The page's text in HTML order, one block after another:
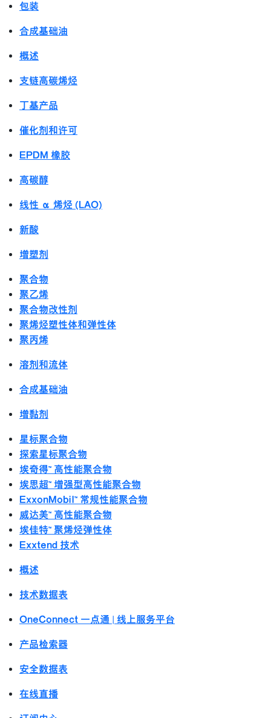
包装
合成基础油
概述
支链高碳烯烃
丁基产品
催化剂和许可
EPDM 橡胶
高碳醇
线性 α 烯烃 (LAO)
新酸
增塑剂
聚合物
聚乙烯
聚合物改性剂
聚烯烃塑性体和弹性体
聚丙烯
溶剂和流体
合成基础油
增黏剂
星标聚合物
探索星标聚合物
埃奇得™ 高性能聚合物
埃思超™ 增强型高性能聚合物
ExxonMobil™ 常规性能聚合物
威达美™ 高性能聚合物
埃佳特™ 聚烯烃弹性体
Exxtend 技术
概述
技术数据表
OneConnect 一点通 | 线上服务平台
产品检索器
安全数据表
在线直播